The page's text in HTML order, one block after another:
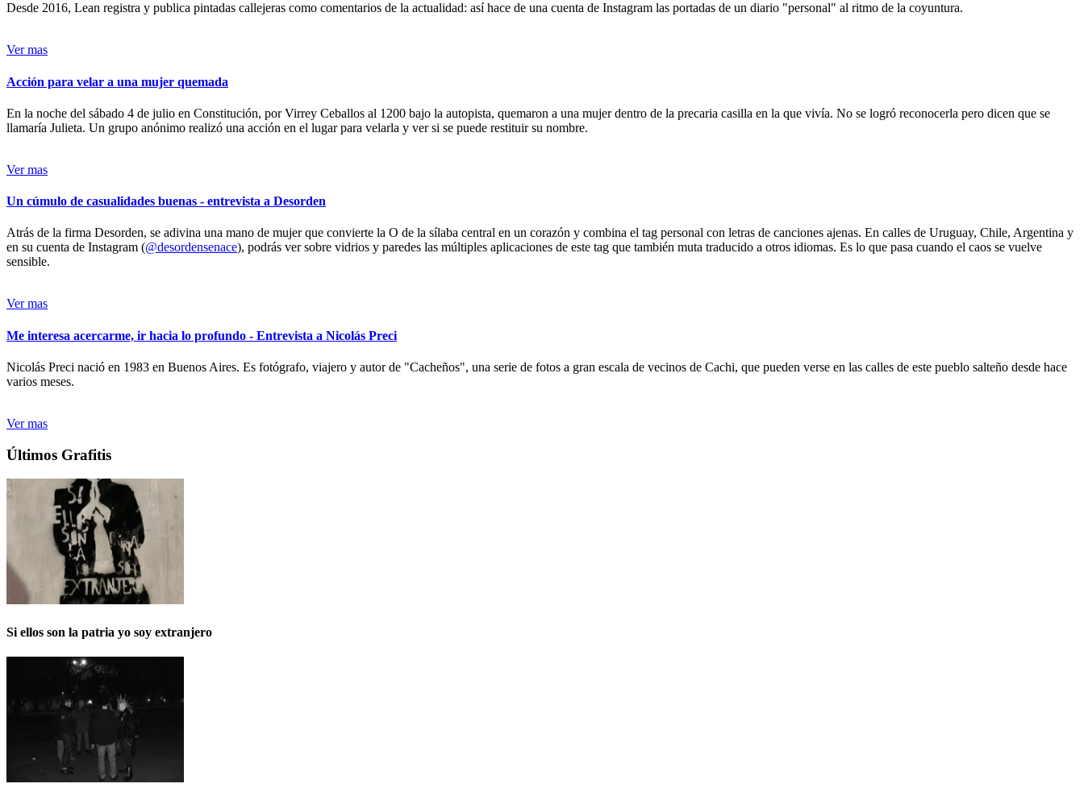
Desde 2016, Lean registra y publica pintadas callejeras como comentarios de la actualidad: así hace de una cuenta de Instagram las portadas de un diario "personal" al ritmo de la coyuntura.
Ver mas
Acción para velar a una mujer quemada
En la noche del sábado 4 de julio en Constitución, por Virrey Ceballos al 1200 bajo la autopista, quemaron a una mujer dentro de la precaria casilla en la que vivía. No se logró reconocerla pero dicen que se
llamaría Julieta. Un grupo anónimo realizó una acción en el lugar para velarla y ver si se puede restituir su nombre.
Ver mas
Un cúmulo de casualidades buenas - entrevista a Desorden
Atrás de la firma Desorden, se adivina una mano de mujer que convierte la O de la sílaba central en un corazón y combina el tag personal con letras de canciones ajenas. En calles de Uruguay, Chile, Argentina y
en su cuenta de Instagram (@desordensenace), podrás ver sobre vidrios y paredes las múltiples aplicaciones de este tag que también muta traducido a otros idiomas. Es lo que pasa cuando el caos se vuelve
sensible.
Ver mas
Me interesa acercarme, ir hacia lo profundo - Entrevista a Nicolás Preci
Nicolás Preci nació en 1983 en Buenos Aires. Es fotógrafo, viajero y autor de "Cacheños", una serie de fotos a gran escala de vecinos de Cachi, que pueden verse en las calles de este pueblo salteño desde hace
varios meses.
Ver mas
Últimos Grafitis
Si ellos son la patria yo soy extranjero